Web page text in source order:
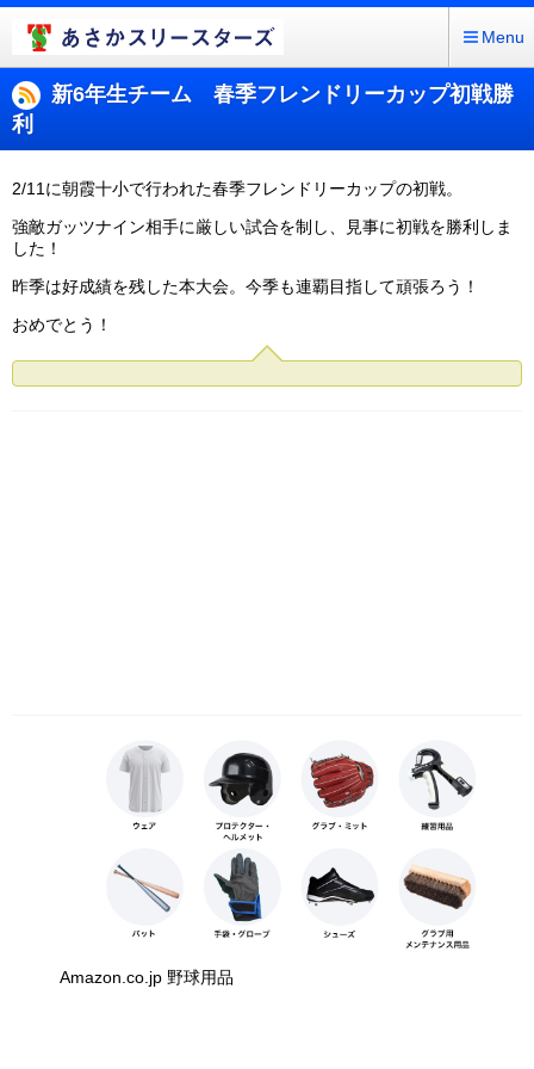
Menu
新6年生チーム 春季フレンドリーカップ初戦勝
利
2/11に朝霞十小で行われた春季フレンドリーカップの初戦。
強敵ガッツナイン相手に厳しい試合を制し、見事に初戦を勝利しま
した！
昨季は好成績を残した本大会。今季も連覇目指して頑張ろう！
おめでとう！
Amazon.co.jp 野球用品